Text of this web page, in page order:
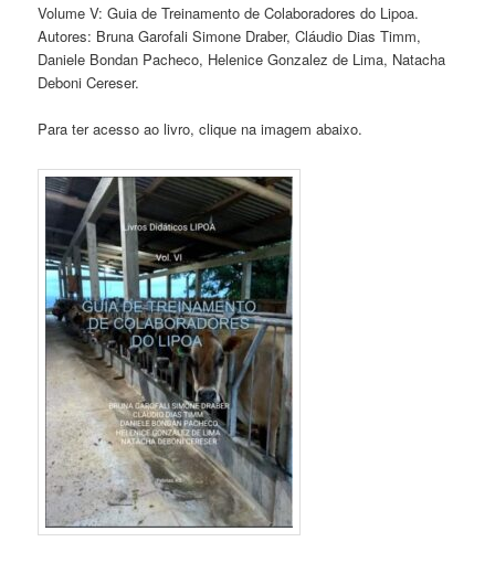
Volume V: Guia de Treinamento de Colaboradores do Lipoa.
Autores: Bruna Garofali Simone Draber, Cláudio Dias Timm,
Daniele Bondan Pacheco, Helenice Gonzalez de Lima, Natacha
Deboni Cereser.
Para ter acesso ao livro, clique na imagem abaixo.